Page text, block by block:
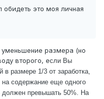
обидеть это моя личная
размера (но
второго, если Вы
в размере 1/3 от заработка,
содержание еще одного
должен превышать 50%. На